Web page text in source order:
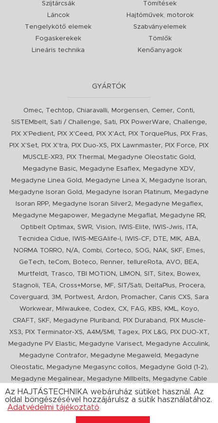
Szíjtárcsák
Láncok
Tengelykötő elemek
Fogaskerekek
Lineáris technika
Tömítések
Hajtóművek, motorok
Szabványelemek
Tömlők
Kenőanyagok
GYÁRTÓK
Omec, Techtop, Chiaravalli, Morgensen, Cemer, Conti,
SISTEMbelt, Sati / Challenge, Sati, PIX PowerWare, Challenge,
PIX X'Pedient, PIX X'Ceed , PIX X'Act, PIX TorquePlus, PIX Fras,
PIX X'Set, PIX X'tra, PIX Duo-XS, PIX Lawnmaster, PIX Force,
PIX
MUSCLE-XR3, PIX Thermal , Megadyne Oleostatic Gold ,
Megadyne Basic, Megadyne Esaflex, Megadyne XDV,
Megadyne Linea Gold , Megadyne Linea X, Megadyne Isoran,
Megadyne Isoran Gold , Megadyne Isoran Platinum,
Megadyne
Isoran RPP, Megadyne Isoran Silver2, Megadyne Megaflex,
Megadyne Megapower, Megadyne Megaflat, Megadyne RR,
Optibelt Optimax, SWR, Vision, IWIS-Elite, IWIS-Jwis, ITA,
Tecnidea Cidue, IWIS-MEGAlife-I , IWIS-CF, DTE, MIK, ABA,
NORMA TORRO, N/A, Combi, Corteco, SOG, NAK, SKF, Emes,
GeTech, teCom, Boteco, Renner, tellureRota, AVO, BEA,
Murtfeldt, Trasco, TBI MOTION , LIMON , SIT, Sitex, Bowex,
Stagnoli, TEA, Cross+Morse, MF, SIT/Sati, DeltaPlus, Procera,
Coverguard , 3M , Portwest, Ardon, Promacher, Canis CXS, Sara
Workwear, Milwaukee, Codex, CX, FAG, KBS, KML, Koyo,
CRAFT, SKF, Megadyne Pluriband , PIX Duraband ,
PIX Muscle-
XS3, PIX Terminator-XS, A4M/SMI , Tagex, PIX L&G, PIX DUO-XT,
Megadyne PV Elastic, Megadyne Varisect, Megadyne Acculink,
Megadyne Contrafor, Megadyne Megaweld ,
Megadyne
Oleostatic, Megadyne Megasync collos, Megadyne Gold (1-2),
Megadyne Megalinear, Megadyne Millbelts,
Megadyne Cable
Pull, PIX X'Ceed,Megadyne Pull Down, Optibelt VB,Mitsuboshi
ConCar,Megadyne Megarib ,PIX HARVESTER,Urgent
Az HAJTÁSTECHNIKA webáruház sütiket használ. Az
oldal böngészésével hozzájárulsz a sütik használatához.
Adatvédelmi tájékoztató